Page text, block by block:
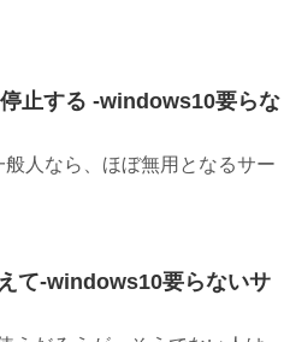
止する ‐windows10要らな
般人なら、ほぼ無用となるサー
て‐windows10要らないサ